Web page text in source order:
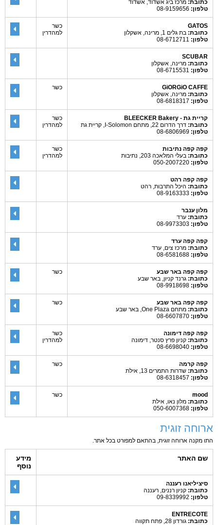
כתובת: מרכז ביג אשדוד, אשדוד
טלפון:
GATOS
כתובת: בת גלים 1, מרינה, אשקלון
טלפון:
כשר
למהדרין
SCUBAR
כתובת: מרינה, אשקלון
טלפון:
GiORGiO CAFFE
כתובת: מרינה, אשקלון
טלפון:
כשר
קריית גת - BLEECKER Bakery
כתובת: דרך הדרום 22, מתחם I-Solomon, קריית גת
טלפון:
כשר
למהדרין
קפה קפה נתיבות
כתובת: בעלי המלאכה 203, נתיבות
טלפון:
כשר
למהדרין
קפה קפה רהט
כתובת: היכל התרבות, רהט
טלפון:
מלון ענבר
כתובת: ערד
טלפון:
קפה קפה ערד
כתובת: מרכז צים, ערד
טלפון:
קפה קפה באר שבע
כתובת: גרנד קניון, באר שבע
טלפון:
כשר
קפה קפה באר שבע
כתובת: מתחם One Plaza, באר שבע
טלפון:
כשר
קפה קפה דימונה
כתובת: קניון פרץ סנטר, דימונה
טלפון:
כשר
למהדרין
קפה קרמה
כתובת: שדרות התמרים 13, אילת
טלפון:
כשר
mood
כתובת: מלון נאו, אילת
טלפון:
כשר
ארוחה זוגית
התו מקנה ארוחה זוגית, בהתאם למפורט בכל אתר.
שם האתר
מידע
נוסף
סיציליאנו רעננה
כתובת: קניון רננים, רעננה
טלפון:
ENTRECOTE
כתובת: גורדון 28, פתח תקווה